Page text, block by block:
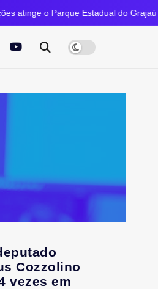
Estadual do Grajaú
Cozzolino
vezes em